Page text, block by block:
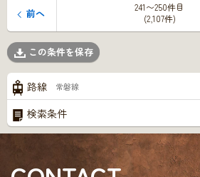
241〜250件目
(2,107件)
前へ
この条件を保存
路線 常磐線
検索条件